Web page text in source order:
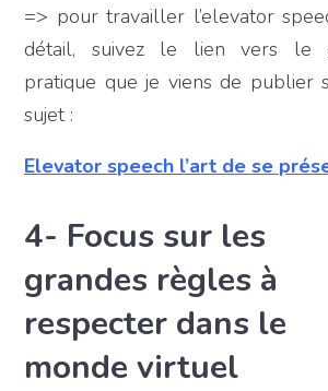
=> pour travailler l’elevator
détail, suivez le lien vers le
pratique que je viens de publier
sujet :
Elevator speech l’art de se
4- Focus sur les
grandes règles à
respecter dans le
monde virtuel